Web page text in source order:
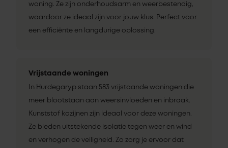
woning. Ze zijn onderhoudsarm en weerbestendig,
waardoor ze ideaal zijn voor jouw klus. Perfect voor
een efficiënte en langdurige oplossing.
Vrijstaande woningen
In Hurdegaryp staan 583 vrijstaande woningen die
meer blootstaan aan weersinvloeden en inbraak.
Kunststof kozijnen zijn ideaal voor deze woningen.
Ze bieden uitstekende isolatie tegen weer en wind
en verhogen de veiligheid. Zo zorg je ervoor dat